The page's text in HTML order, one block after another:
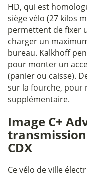
HD, qui est
siège vélo (27 kilos
permettent de fixer
charger un
bureau. Kalkhoff
pour monter un
(panier ou caisse).
sur la fourche, pour
supplémentaire.
Image C+
CDX
Ce vélo de ville